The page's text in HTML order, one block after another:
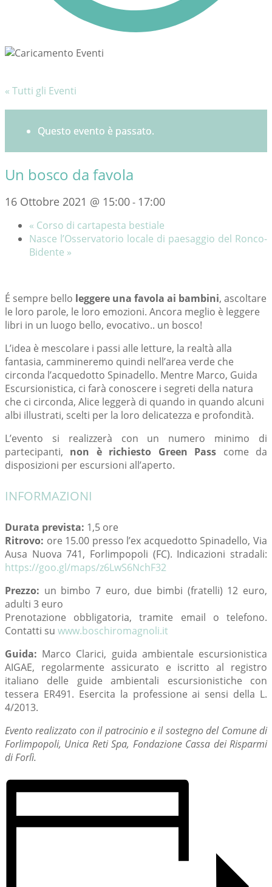
« Tutti gli Eventi
Questo evento è passato.
Un bosco da favola
16 Ottobre 2021 @ 15:00- 17:00
« Corso di cartapesta bestiale
Nasce l’Osservatorio locale di paesaggio del Ronco-
Bidente »
É sempre bello leggere una favola ai bambini, ascoltare
le loro parole, le loro emozioni. Ancora meglio è leggere
libri in un luogo bello, evocativo.. un bosco!
L’idea è mescolare i passi alle letture, la realtà alla
fantasia, cammineremo quindi nell’area verde che
circonda l’acquedotto Spinadello. Mentre Marco, Guida
Escursionistica, ci farà conoscere i segreti della natura
che ci circonda, Alice leggerà di quando in quando alcuni
albi illustrati, scelti per la loro delicatezza e profondità.
L’evento si realizzerà con un numero minimo di
partecipanti, non è richiesto Green Pass come da
disposizioni per escursioni all’aperto.
INFORMAZIONI
Durata prevista: 1,5 ore
Ritrovo: ore 15.00 presso l’ex acquedotto Spinadello, Via
Ausa Nuova 741, Forlimpopoli (FC). Indicazioni stradali:
https://goo.gl/maps/z6LwS6NchF32
Prezzo: un bimbo 7 euro, due bimbi (fratelli) 12 euro,
adulti 3 euro
Prenotazione obbligatoria, tramite email o telefono.
Contatti su www.boschiromagnoli.it
Guida: Marco Clarici, guida ambientale escursionistica
AIGAE, regolarmente assicurato e iscritto al registro
italiano delle guide ambientali escursionistiche con
tessera ER491. Esercita la professione ai sensi della L.
4/2013.
Evento realizzato con il patrocinio e il sostegno del Comune di
Forlimpopoli, Unica Reti Spa, Fondazione Cassa dei Risparmi
di Forlì.